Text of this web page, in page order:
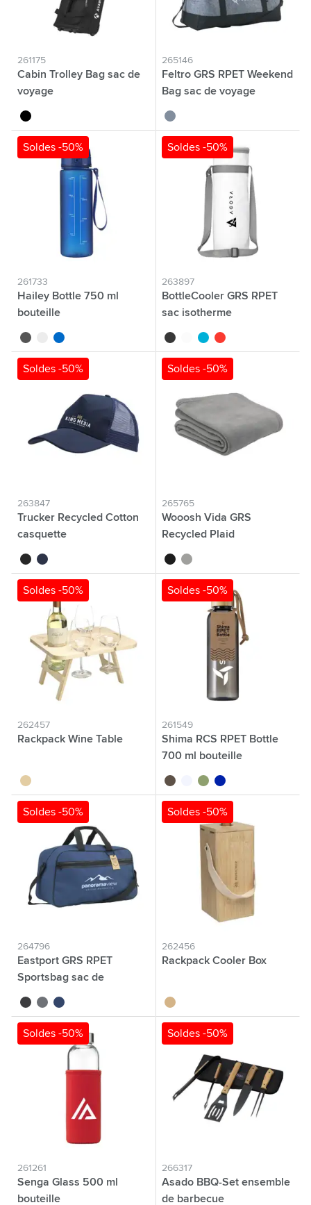
261175
Cabin Trolley Bag sac de
voyage
noir
265146
Feltro GRS RPET Weekend
Bag sac de voyage
gris
Soldes -50%
261733
Hailey Bottle 750 ml
bouteille
noir blancbleu
Soldes -50%
263897
BottleCooler GRS RPET
sac isotherme
noir blancbleu rouge
Soldes -50%
263847
Trucker Recycled Cotton
casquette
noir bleu marine
Soldes -50%
265765
Wooosh Vida GRS
Recycled Plaid
noir gris
Soldes -50%
262457
Rackpack Wine Table
brun bois
Soldes -50%
261549
Shima RCS RPET Bottle
700 ml bouteille
noir translucide
vert bleu
Soldes -50%
264796
Eastport GRS RPET
Sportsbag sac de
sport/voyage
noir gris bleu
Soldes -50%
262456
Rackpack Cooler Box
brun bois
Soldes -50%
261261
Senga Glass 500 ml
bouteille
Soldes -50%
266317
Asado BBQ-Set ensemble
de barbecue